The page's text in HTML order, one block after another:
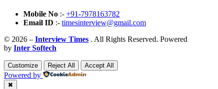
Mobile No :- +91-7978163782
Email ID :- timesinterview@gmail.com
© 2026 – Interview Times . All Rights Reserved. Powered
by Inter Softech
Customize Reject All Accept All
Powered by
✖